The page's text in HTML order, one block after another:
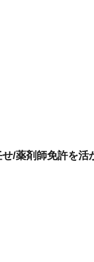
/薬剤師免許を活